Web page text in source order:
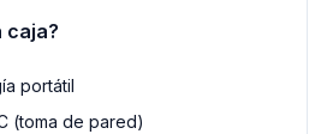
caja?
portátil
(toma de pared)